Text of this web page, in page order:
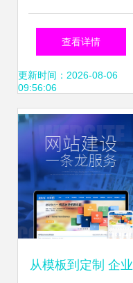
从创意到落地的设
计制作展示
查看详情
更新时间：2026-08-06
09:56:06
从模板到定制 企业